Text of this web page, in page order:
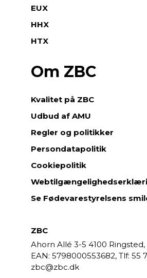
EUX
HHX
HTX
Om ZBC
Kvalitet på ZBC
Udbud af AMU
Regler og politikker
Persondatapolitik
Cookiepolitik
Se Fødevarestyrelsens
ZBC
Ahorn Allé 3-5 4100 Ringsted,
EAN: 5798000553682,
55
zbc@zbc.dk